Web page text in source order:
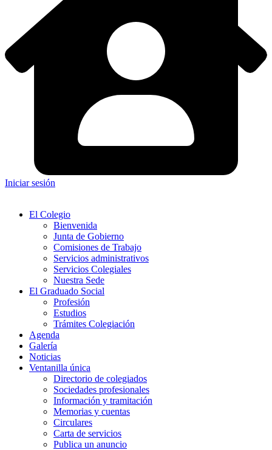
Iniciar sesión
El Colegio
Bienvenida
Junta de Gobierno
Comisiones de Trabajo
Servicios administrativos
Servicios Colegiales
Nuestra Sede
El Graduado Social
Profesión
Estudios
Trámites Colegiación
Agenda
Galería
Noticias
Ventanilla única
Directorio de colegiados
Sociedades profesionales
Información y tramitación
Memorias y cuentas
Circulares
Carta de servicios
Publica un anuncio